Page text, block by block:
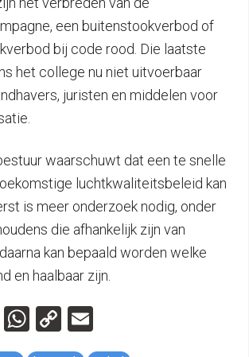
een buitenstookverbod of
bij code rood. Die laatste
het college nu niet uitvoerbaar
juristen en middelen voor
waarschuwt dat een te snelle
luchtkwaliteitsbeleid kan
is meer onderzoek nodig, onder
die afhankelijk zijn van
kan bepaald worden welke
en haalbaar zijn.
LinkedIn
WhatsApp
Copy
Link